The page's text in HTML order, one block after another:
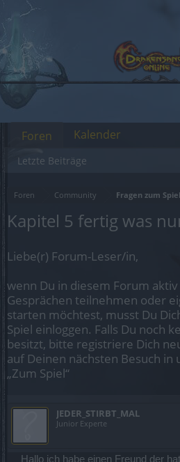
Foren Community Fragen zum
Kapitel 5 fertig was
Liebe(r) Forum-Leser/in,
wenn Du in diesem Forum aktiv
Gesprächen teilnehmen oder
starten möchtest, musst Du
Spiel einloggen. Falls Du noch
besitzt, bitte registriere Dich
auf Deinen nächsten Besuch in
„Zum Spiel“
JEDER_STIRBT_MAL
Junior Experte
Hallo ich habe einen Freund der
Foren
Letzte Beiträge
Kalender